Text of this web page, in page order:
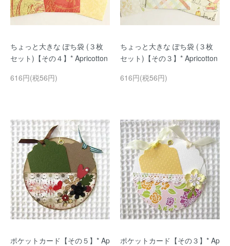
ちょっと大きな ぽち袋 (３枚
セット)【その４】* Apricotton
616円(税56円)
ちょっと大きな ぽち袋 (３枚
セット)【その３】* Apricotton
616円(税56円)
ポケットカード【その５】* Ap
ポケットカード【その３】* Ap